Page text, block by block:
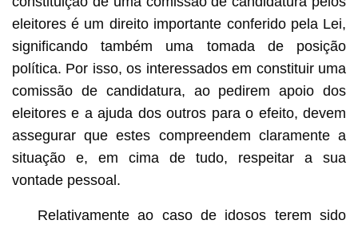
eleitores é um direito importante conferido pela Lei,
significando também uma tomada de posição
política. Por isso, os interessados em constituir uma
comissão de candidatura, ao pedirem apoio dos
eleitores e a ajuda dos outros para o efeito, devem
assegurar que estes compreendem claramente a
situação e, em cima de tudo, respeitar a sua
vontade pessoal.
Relativamente ao caso de idosos terem sido